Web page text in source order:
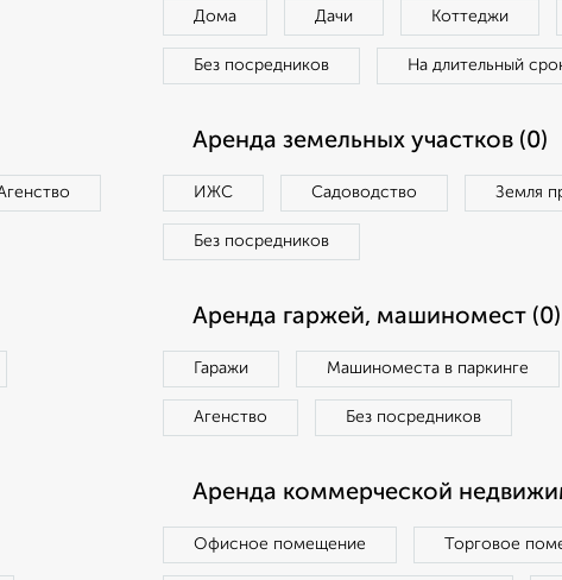
Дома Дачи Коттеджи
Без посредников На длительный
Аренда земельных участков (0)
ИЖС Садоводство Земля
Без посредников
Аренда гаржей, машиномест (0)
Гаражи Машиноместа в паркинге
Агенство Без посредников
Аренда коммерческой
Офисное помещение Торговое